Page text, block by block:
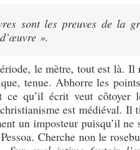
sont les preuves de la
».
le mètre, tout est là. Il
tenue. Abhorre les
ce qu’il écrit veut côtoyer
est médiéval. Il
un imposteur puisqu’il ne
Cherche non le